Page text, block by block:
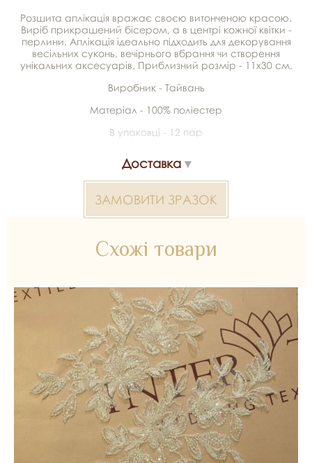
Розшита аплікація вражає своєю витонченою красою.
Виріб прикрашений бісером, а в центрі кожної квітки -
перлини. Аплікація ідеально підходить для декорування
весільних суконь, вечірнього вбрання чи створення
унікальних аксесуарів. Приблизний розмір - 11х30 см.
Виробник - Тайвань
Матеріал - 100% поліестер
В упаковці - 12 пар
Доставка
ЗАМОВИТИ ЗРАЗОК
Схожі товари